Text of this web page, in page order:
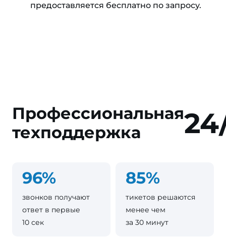
предоставляется бесплатно по запросу.
Профессиональная
техподдержка
96%
звонков получают
ответ в первые
10 сек
85%
тикетов решаются
менее чем
за 30 минут